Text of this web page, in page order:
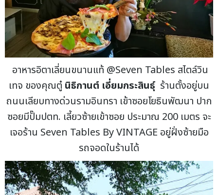
อาหารอิตาเลี่ยนขนานแท้ @Seven Tables สไตล์วิน
เทจ ของคุณตู๋ นิธิกานต์ เอี่ยมกระสินธุ์ ร้านตั้งอยู่บน
ถนนเลียบทางด่วนรามอินทรา เข้าซอยโยธินพัฒนา ปาก
ซอยมีปั๊มปตท. เลี้ยวซ้ายเข้าซอย ประมาณ 200 เมตร จะ
เจอร้าน Seven Tables By VINTAGE อยู่ฝั่งซ้ายมือ
รถจอดในร้านได้